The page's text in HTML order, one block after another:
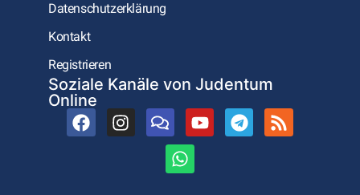
Datenschutzerklärung
Kontakt
Registrieren
Soziale Kanäle von Judentum
Online